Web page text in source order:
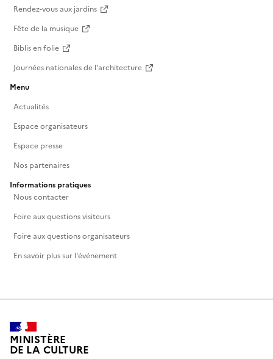
Rendez-vous aux jardins
Fête de la musique
Biblis en folie
Journées nationales de l'architecture
Menu
Actualités
Espace organisateurs
Espace presse
Nos partenaires
Informations pratiques
Nous contacter
Foire aux questions visiteurs
Foire aux questions organisateurs
En savoir plus sur l'événement
MINISTÈRE
DE LA CULTURE